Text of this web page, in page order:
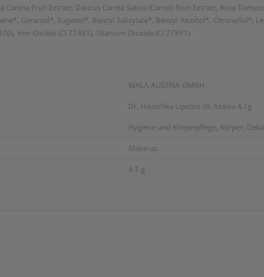
Fruit Extract, Daucus Carota Sativa (Carrot) Root Extract, Rosa
Geraniol*, Eugenol*, Benzyl Salicylate*, Benzyl Alcohol*, Citronellol*,
Iron Oxides (CI 77491), Titanium Dioxide (CI 77891).
WALA AUSTRIA GMBH
Dr. Hauschka Lipstick 06 Azalea 4,1g
Hygiene und Körperpflege, Körper,
Make-up
4.1 g